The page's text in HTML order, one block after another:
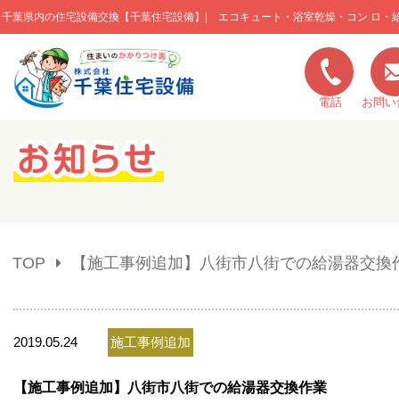
千葉県内の住宅設備交換【千葉住宅設備】| エコキュート・浴室乾燥・コン ロ・
このページの本文へ移動
電話 お問
キャンペーン一覧
弊社の特色
TOP 【施工事例追加】八街市八街での給湯器交換
2019.05.24 施工事例追加
【施工事例追加】八街市八街での給湯器交換作業